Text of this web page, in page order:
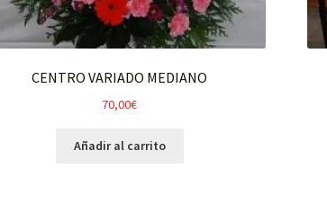
CENTRO VARIADO MEDIANO
70,00€
Añadir al carrito